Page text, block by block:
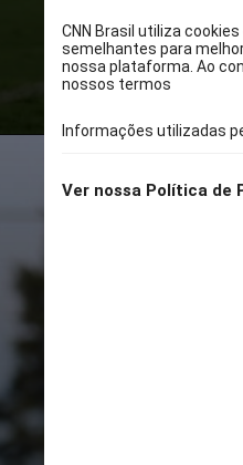
assinou com o
2025